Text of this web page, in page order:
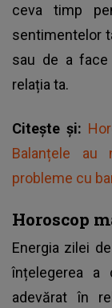
ceva timp
sentimentelor
sau de a
relația ta.
Citește și:
Balanțele au
probleme cu
Horoscop
Energia zilei
înțelegerea
adevărat în